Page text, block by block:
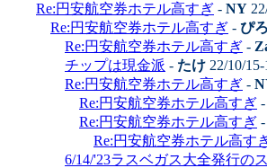
Re:円安航空券ホテル高すぎ - NY
Re:円安航空券ホテル高すぎ - ぴ
Re:円安航空券ホテル高すぎ -
チップは現金派 - たけ 22/10/
Re:円安航空券ホテル高すぎ -
Re:円安航空券ホテル高すぎ -
Re:円安航空券ホテル高すぎ -
Re:円安航空券ホテル高す
6/14/'23ラスベガス大全発行の